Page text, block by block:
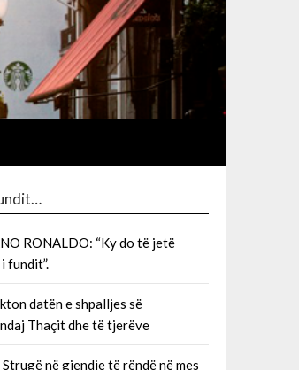
RONALDO: “Ky do të jetë
fundit”.
datën e shpalljes së
Thaçit dhe të tjerëve
në gjendje të rëndë në mes